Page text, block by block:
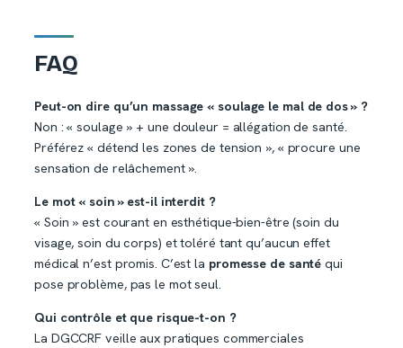
FAQ
Peut-on dire qu’un massage « soulage le mal de dos » ?
Non : « soulage » + une douleur = allégation de santé.
Préférez « détend les zones de tension », « procure une
sensation de relâchement ».
Le mot « soin » est-il interdit ?
« Soin » est courant en esthétique-bien-être (soin du
visage, soin du corps) et toléré tant qu’aucun effet
médical n’est promis. C’est la promesse de santé qui
pose problème, pas le mot seul.
Qui contrôle et que risque-t-on ?
La DGCCRF veille aux pratiques commerciales